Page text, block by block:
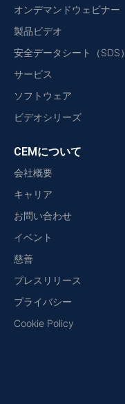
オンデマンドウェビナー
製品ビデオ
安全データシート（SDS）
サービス
ソフトウェア
ビデオシリーズ
CEMについて
会社概要
キャリア
お問い合わせ
イベント
慈善
プレスリリース
プライバシー
Cookie Policy